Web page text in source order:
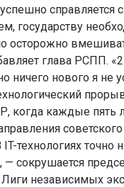
справляется
государству
осторожно
глава РСПП.
ничего нового я не
когда каждые пять
советского
технологиях точно
— сокрушается
независимых